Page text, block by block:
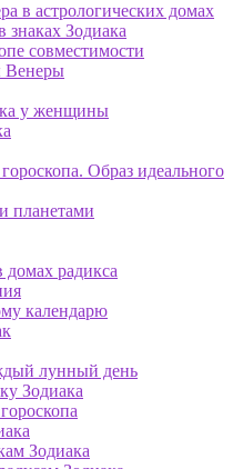
в астрологических домах
Зодиака
совместимости
Венеры
у женщины
Образ идеального
планетами
радикса
календарю
лунный день
Зодиака
Зодиака